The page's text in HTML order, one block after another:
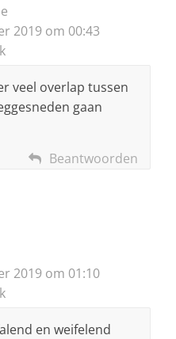
2019 om 00:43
veel overlap tussen
gaan
Beantwoorden
2019 om 01:10
en weifelend